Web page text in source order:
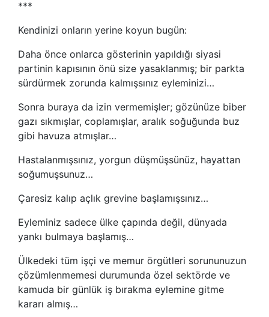
***
Kendinizi onların yerine koyun bugün:
Daha önce onlarca gösterinin yapıldığı siyasi
partinin kapısının önü size yasaklanmış; bir parkta
sürdürmek zorunda kalmışsınız eyleminizi…
Sonra buraya da izin vermemişler; gözünüze biber
gazı sıkmışlar, coplamışlar, aralık soğuğunda buz
gibi havuza atmışlar…
Hastalanmışsınız, yorgun düşmüşsünüz, hayattan
soğumuşsunuz…
Çaresiz kalıp açlık grevine başlamışsınız…
Eyleminiz sadece ülke çapında değil, dünyada
yankı bulmaya başlamış…
Ülkedeki tüm işçi ve memur örgütleri sorununuzun
çözümlenmemesi durumunda özel sektörde ve
kamuda bir günlük iş bırakma eylemine gitme
kararı almış…